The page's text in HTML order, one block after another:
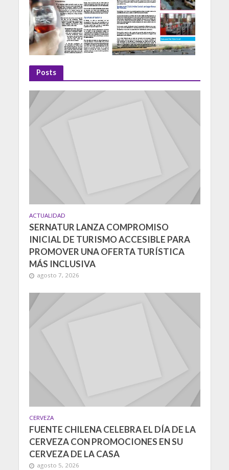
Posts
ACTUALIDAD
SERNATUR LANZA COMPROMISO
INICIAL DE TURISMO ACCESIBLE PARA
PROMOVER UNA OFERTA TURÍSTICA
MÁS INCLUSIVA
agosto 7, 2026
CERVEZA
FUENTE CHILENA CELEBRA EL DÍA DE LA
CERVEZA CON PROMOCIONES EN SU
CERVEZA DE LA CASA
agosto 5, 2026